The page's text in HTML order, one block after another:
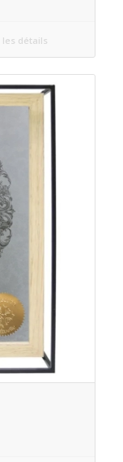
les détails